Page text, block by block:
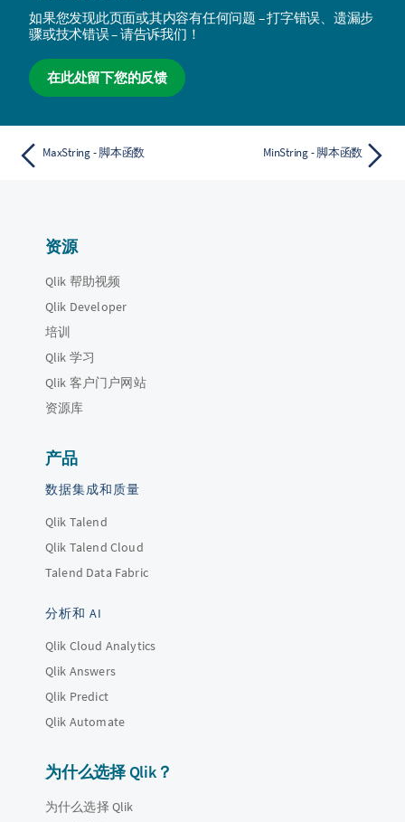
如果您发现此页面或其内容有任何问题 – 打字错误、遗漏步
骤或技术错误 – 请告诉我们！
在此处留下您的反馈
MaxString - 脚本函数 MinString - 脚本函数
资源
Qlik 帮助视频
Qlik Developer
培训
Qlik 学习
Qlik 客户门户网站
资源库
产品
数据集成和质量
Qlik Talend
Qlik Talend Cloud
Talend Data Fabric
分析和 AI
Qlik Cloud Analytics
Qlik Answers
Qlik Predict
Qlik Automate
为什么选择 Qlik？
为什么选择 Qlik